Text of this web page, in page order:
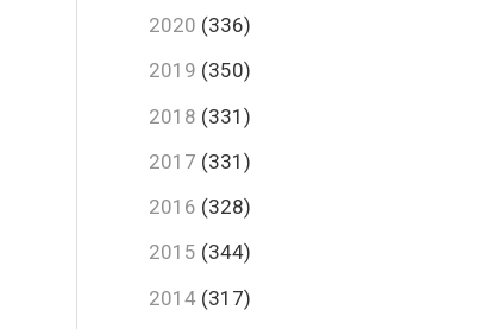
2020 (336)
2019 (350)
2018 (331)
2017 (331)
2016 (328)
2015 (344)
2014 (317)